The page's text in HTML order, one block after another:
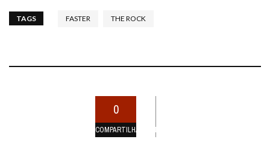
TAGS FASTER THE ROCK
0
COMPARTILHAMENTOS